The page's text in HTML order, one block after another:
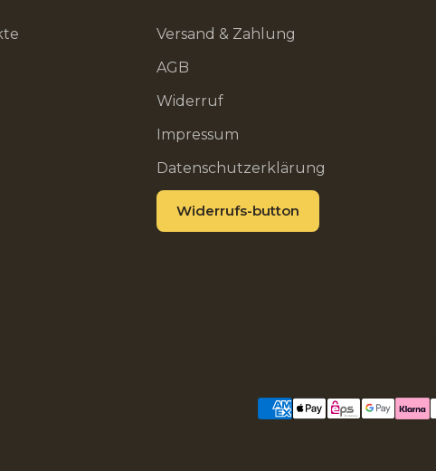
Versand & Zahlung
AGB
Widerruf
Impressum
Datenschutzerklärung
Widerrufs-button